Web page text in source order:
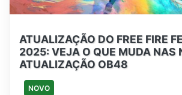
ATUALIZAÇÃO DO FREE FIRE
2025: VEJA O QUE MUDA NAS
ATUALIZAÇÃO OB48
NOVO